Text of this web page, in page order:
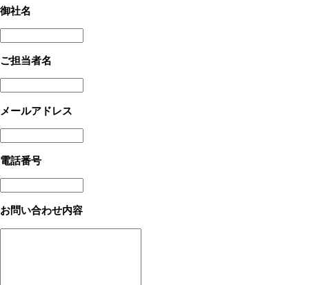
御社名
ご担当者名
メールアドレス
電話番号
お問い合わせ内容